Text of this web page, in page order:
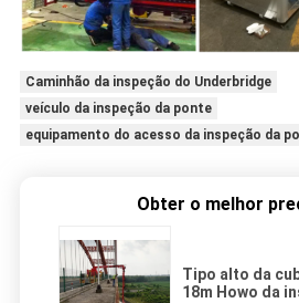
Caminhão da inspeção do Underbridge
veículo da inspeção da ponte
equipamento do acesso da inspeção da
Obter o melhor
Tipo alto da
18m Howo da